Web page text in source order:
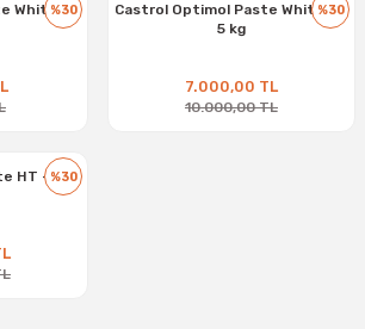
%30
White T -
%30
Castrol Optimol Paste White T -
5 kg
7.000,00 TL
10.000,00 TL
%30
HT - 1 kg